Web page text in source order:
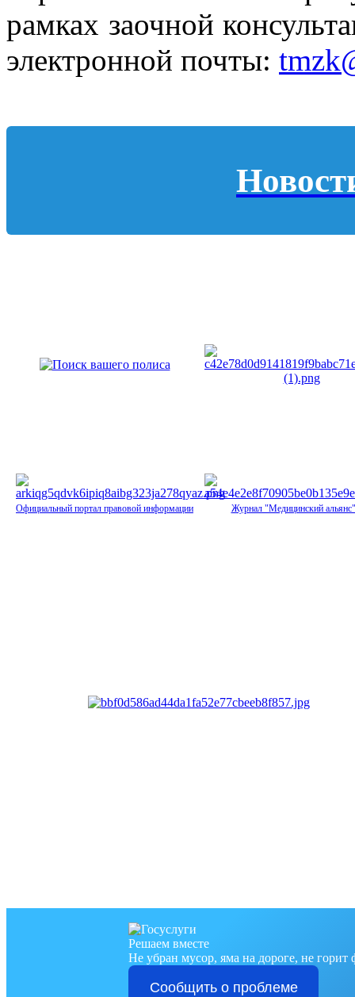
рамках заочной
электронной почты:
Официальный портал правовой информации Журнал "Медицинский альянс"
Решаем вместе
Не убран мусор, яма на дороге, не горит
Сообщить о проблеме